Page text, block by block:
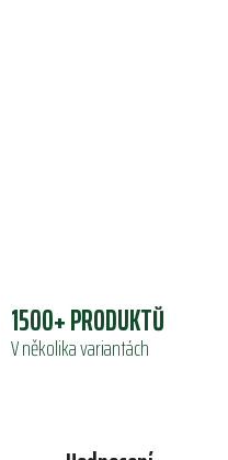
1500+ PRODUKTŮ
V několika variantách